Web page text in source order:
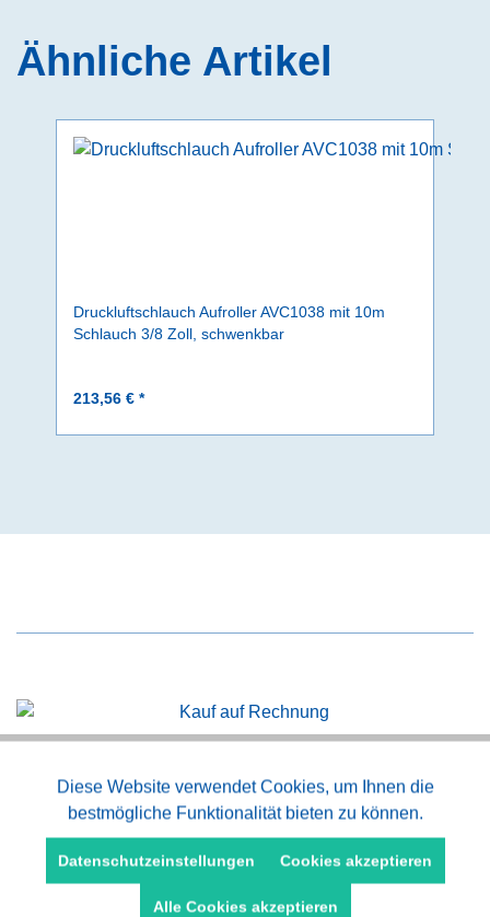
Ähnliche Artikel
Druckluftschlauch Aufroller AVC1038 mit 10m
Schlauch 3/8 Zoll, schwenkbar
213,56 € *
Schneller Versand
Funktionale Aktiv
Marketing Aktiv
Diese Website verwendet Cookies, um Ihnen die
bestmögliche Funktionalität bieten zu können.
Datenschutzeinstellungen Cookies akzeptieren
Alle Cookies akzeptieren